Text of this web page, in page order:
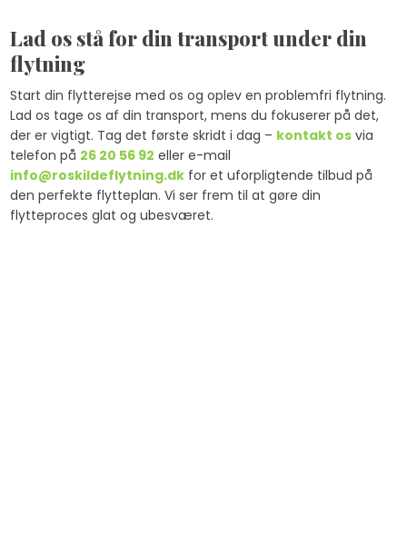
Lad os stå for din transport under din
flytning
​Start din flytterejse med os og oplev en problemfri flytning.
Lad os tage os af din transport, mens du fokuserer på det,
der er vigtigt. Tag det første skridt i dag – kontakt osvia
telefon på 26 20 56 92 eller e-mail
info@roskildeflytning.dkfor et uforpligtende tilbud på
den perfekte flytteplan. Vi ser frem til at gøre din
flytteproces glat og ubesværet.